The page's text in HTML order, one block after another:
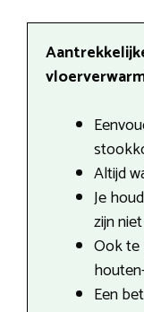
Altijd
Je
zijn
Ook te
Een